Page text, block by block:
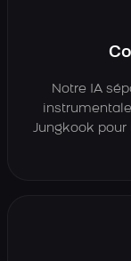
Notre IA
Jungkook